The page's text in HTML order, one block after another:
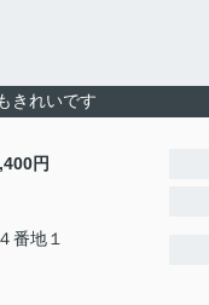
きれいです
円
番地１